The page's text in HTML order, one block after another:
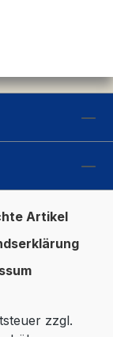
Artikel
zzgl.